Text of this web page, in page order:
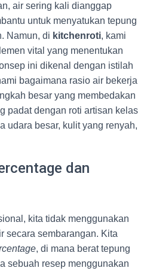
air sering kali dianggap
untuk menyatukan tepung
Namun, di kitchenroti, kami
vital yang menentukan
ini dikenal dengan istilah
bagaimana rasio air bekerja
besar yang membedakan
padat dengan roti artisan kelas
udara besar, kulit yang renyah,
dan
kita tidak menggunakan
secara sembarangan. Kita
, di mana berat tepung
sebuah resep menggunakan